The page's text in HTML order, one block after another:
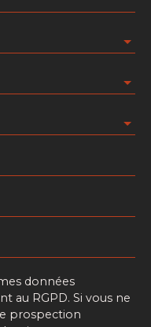
données
au RGPD. Si vous ne
prospection